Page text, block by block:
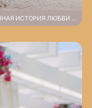
ЗАКАТ. СИМФОНИЯ ЗАКАТА: ЧУВСТВЕННАЯ ИСТОРИЯ ЛЮБВИ В БЕЛЕКЕ